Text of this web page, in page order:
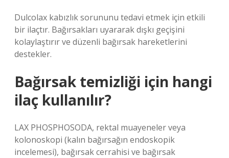
Dulcolax kabızlık sorununu tedavi etmek için etkili
bir ilaçtır. Bağırsakları uyararak dışkı geçişini
kolaylaştırır ve düzenli bağırsak hareketlerini
destekler.
Bağırsak temizliği için hangi
ilaç kullanılır?
LAX PHOSPHOSODA, rektal muayeneler veya
kolonoskopi (kalın bağırsağın endoskopik
incelemesi), bağırsak cerrahisi ve bağırsak